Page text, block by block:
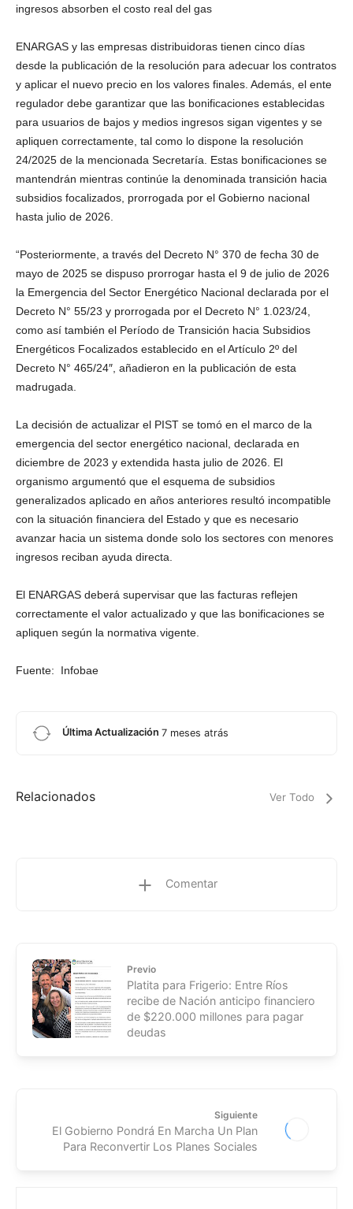
ingresos absorben el costo real del gas
ENARGAS y las empresas distribuidoras tienen cinco días
desde la publicación de la resolución para adecuar los contratos
y aplicar el nuevo precio en los valores finales. Además, el ente
regulador debe garantizar que las bonificaciones establecidas
para usuarios de bajos y medios ingresos sigan vigentes y se
apliquen correctamente, tal como lo dispone la resolución
24/2025 de la mencionada Secretaría. Estas bonificaciones se
mantendrán mientras continúe la denominada transición hacia
subsidios focalizados, prorrogada por el Gobierno nacional
hasta julio de 2026.
“Posteriormente, a través del Decreto N° 370 de fecha 30 de
mayo de 2025 se dispuso prorrogar hasta el 9 de julio de 2026
la Emergencia del Sector Energético Nacional declarada por el
Decreto N° 55/23 y prorrogada por el Decreto N° 1.023/24,
como así también el Período de Transición hacia Subsidios
Energéticos Focalizados establecido en el Artículo 2º del
Decreto N° 465/24″, añadieron en la publicación de esta
madrugada.
La decisión de actualizar el PIST se tomó en el marco de la
emergencia del sector energético nacional, declarada en
diciembre de 2023 y extendida hasta julio de 2026. El
organismo argumentó que el esquema de subsidios
generalizados aplicado en años anteriores resultó incompatible
con la situación financiera del Estado y que es necesario
avanzar hacia un sistema donde solo los sectores con menores
ingresos reciban ayuda directa.
El ENARGAS deberá supervisar que las facturas reflejen
correctamente el valor actualizado y que las bonificaciones se
apliquen según la normativa vigente.
Fuente: Infobae
Última Actualización 7 meses atrás
Relacionados Ver Todo
Comentar
Previo
Platita para Frigerio: Entre Ríos
recibe de Nación anticipo financiero
de $220.000 millones para pagar
deudas
Siguiente
El Gobierno Pondrá En Marcha Un Plan
Para Reconvertir Los Planes Sociales